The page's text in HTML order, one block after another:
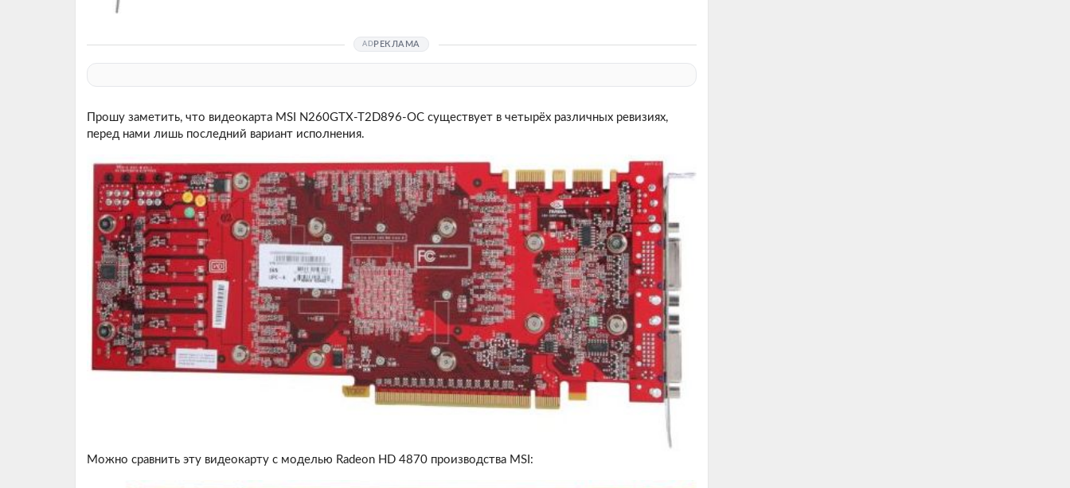
РЕКЛАМА
Прошу заметить, что видеокарта MSI N260GTX-T2D896-OC существует в четырёх различных ревизиях,
перед нами лишь последний вариант исполнения.
Можно сравнить эту видеокарту с моделью Radeon HD 4870 производства MSI: